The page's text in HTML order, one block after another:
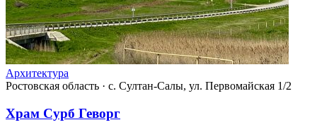
Архитектура
Ростовская область · с. Султан-Салы, ул. Первомайская 1/2
Храм Сурб Геворг